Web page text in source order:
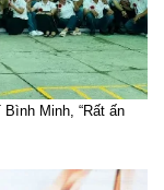
Minh, “Rất ấn